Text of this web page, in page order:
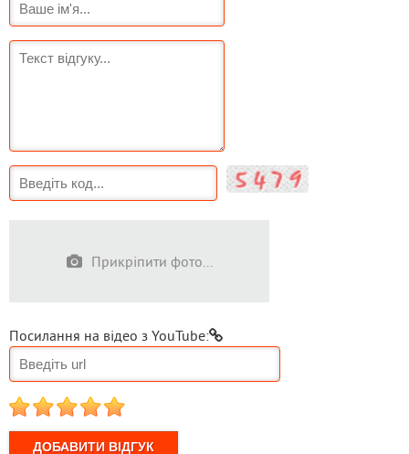
Прикріпити фото...
Посилання на відео з YouTube:
1 2 3 4 5